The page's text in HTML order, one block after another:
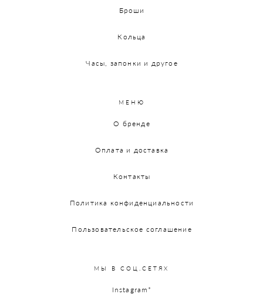
Броши
Кольца
Часы, запонки и другое
МЕНЮ
О бренде
Оплата и доставка
Контакты
Политика конфиденциальности
Пользовательское соглашение
МЫ В СОЦ.СЕТЯХ
Instagram*